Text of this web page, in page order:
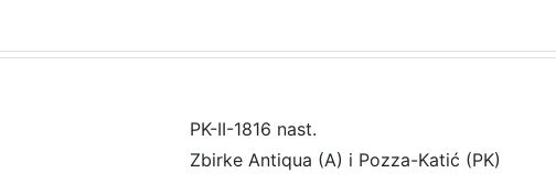
PK-II-1816 nast.
Zbirke Antiqua (A) i Pozza-Katić (PK)